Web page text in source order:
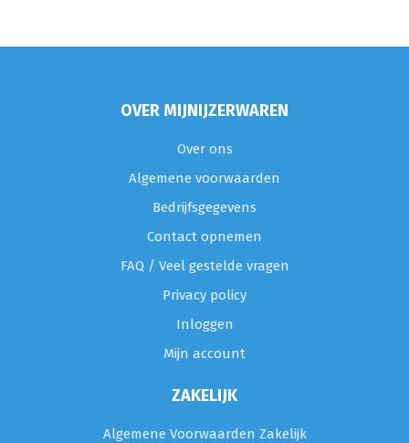
OVER MIJNIJZERWAREN
Over ons
Algemene voorwaarden
Bedrijfsgegevens
Contact opnemen
FAQ / Veel gestelde vragen
Privacy policy
Inloggen
Mijn account
ZAKELIJK
Algemene Voorwaarden Zakelijk